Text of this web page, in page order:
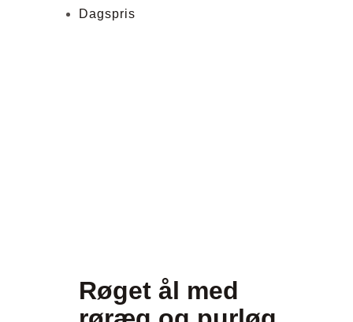
Dagspris
Røget ål med